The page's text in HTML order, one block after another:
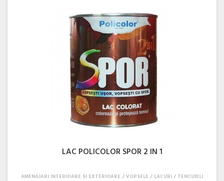
LAC POLICOLOR SPOR 2 IN 1
AMENAJARI INTERIOARE SI EXTERIOARE VOPSELE / LACURI / TENCUIELI